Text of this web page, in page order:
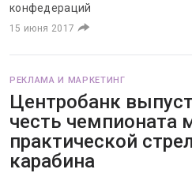
конфедераций
15 июня 2017
РЕКЛАМА И МАРКЕТИНГ
Центробанк
честь чемпионата
практической
карабина